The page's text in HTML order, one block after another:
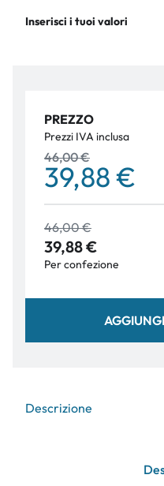
Inserisci i tuoi valori
PREZZO
Prezzi IVA inclusa
46,00 €
39,88 €
46,00 €
39,88 €
Per confezione
Descrizione